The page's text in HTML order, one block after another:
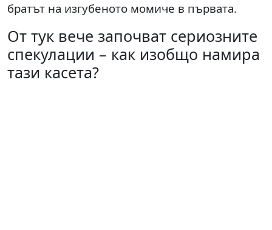
братът на изгубеното момиче в първата.
От тук вече започват сериозните
спекулации – как изобщо намира
тази касета?